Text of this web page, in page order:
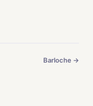
Barloche →